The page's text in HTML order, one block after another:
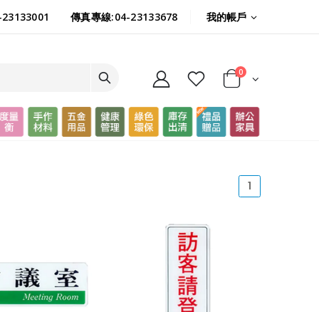
傳真專線:04-23133678 我的帳戶
0
1